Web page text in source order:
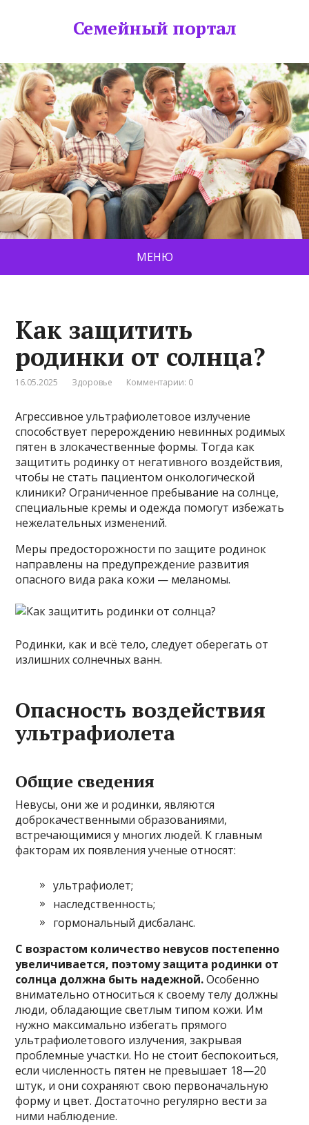
Семейный портал
МЕНЮ
Как защитить
родинки от солнца?
16.05.2025 Здоровье Комментарии: 0
Агрессивное ультрафиолетовое излучение
способствует перерождению невинных родимых
пятен в злокачественные формы. Тогда как
защитить родинку от негативного воздействия,
чтобы не стать пациентом онкологической
клиники? Ограниченное пребывание на солнце,
специальные кремы и одежда помогут избежать
нежелательных изменений.
Меры предосторожности по защите родинок
направлены на предупреждение развития
опасного вида рака кожи — меланомы.
Родинки, как и всё тело, следует оберегать от
излишних солнечных ванн.
Опасность воздействия
ультрафиолета
Общие сведения
Невусы, они же и родинки, являются
доброкачественными образованиями,
встречающимися у многих людей. К главным
факторам их появления ученые относят:
ультрафиолет;
наследственность;
гормональный дисбаланс.
С возрастом количество невусов постепенно
увеличивается, поэтому защита родинки от
солнца должна быть надежной.Особенно
внимательно относиться к своему телу должны
люди, обладающие светлым типом кожи. Им
нужно максимально избегать прямого
ультрафиолетового излучения, закрывая
проблемные участки. Но не стоит беспокоиться,
если численность пятен не превышает 18—20
штук, и они сохраняют свою первоначальную
форму и цвет. Достаточно регулярно вести за
ними наблюдение.